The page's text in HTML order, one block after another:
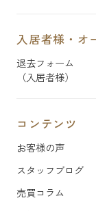
入居者様・オ
退去フォーム
（入居者様）
コンテンツ
お客様の声
スタッフブログ
売買コラム